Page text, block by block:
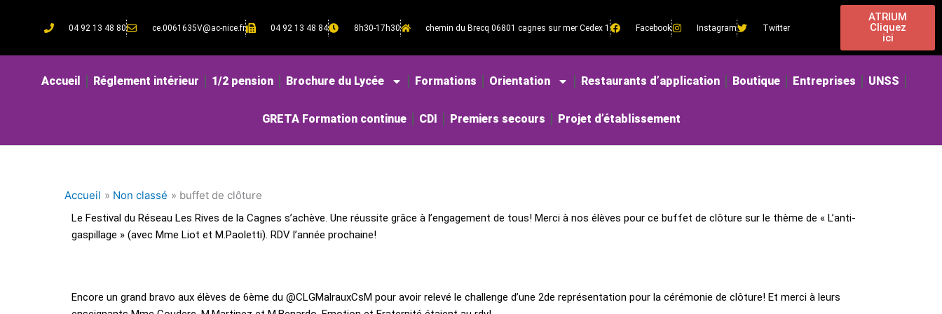
04 92 13 48 80 ce.0061635V@ac-nice.fr 04 92 13 48 84 8h30-17h30 chemin du Brecq 06801 cagnes sur mer Cedex 1 Facebook Instagram Twitter
ATRIUM
Cliquez
ici
Accueil Réglement intérieur 1/2 pension Brochure du Lycée Formations Orientation Restaurants d’application Boutique Entreprises UNSS
GRETA Formation continue CDI Premiers secours Projet d’établissement
Accueil Non classé buffet de clôture
Le Festival du Réseau Les Rives de la Cagnes s’achève. Une réussite grâce à l’engagement de tous! Merci à nos élèves pour ce buffet de clôture sur le thème de « L’anti-
gaspillage » (avec Mme Liot et M.Paoletti). RDV l’année prochaine!
Encore un grand bravo aux élèves de 6ème du @CLGMalrauxCsM pour avoir relevé le challenge d’une 2de représentation pour la cérémonie de clôture! Et merci à leurs